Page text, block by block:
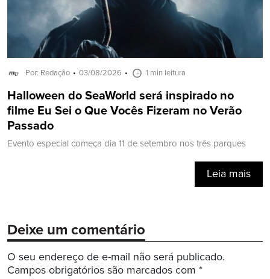
Por: Redação 03/08/2026 1 min leitura
Halloween do SeaWorld será inspirado no
filme Eu Sei o Que Vocês Fizeram no Verão
Passado
Evento especial começa dia 11 de setembro nos três parques
Leia mais
Deixe um comentário
O seu endereço de e-mail não será publicado.
Campos obrigatórios são marcados com *